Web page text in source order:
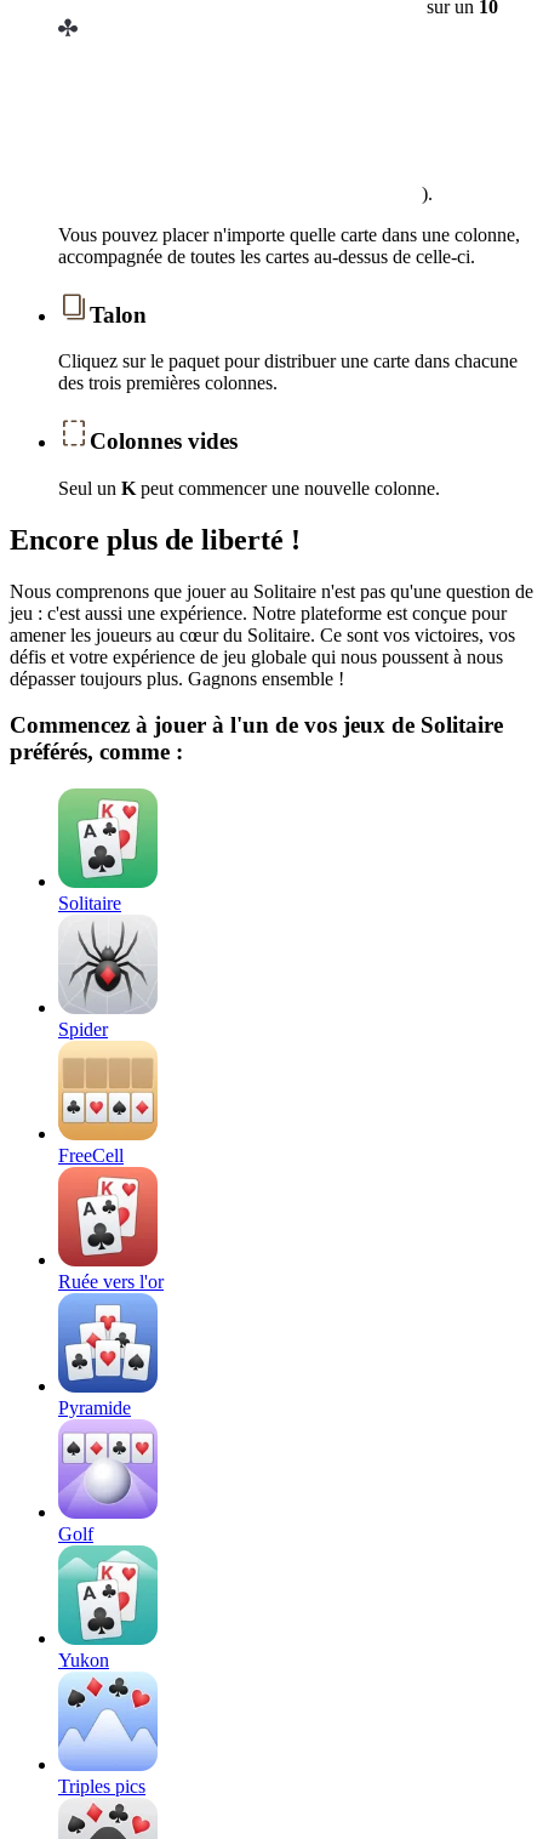
sur un 10
).
Vous pouvez placer n'importe quelle carte dans une colonne,
accompagnée de toutes les cartes au-dessus de celle-ci.
Talon
Cliquez sur le paquet pour distribuer une carte dans chacune
des trois premières colonnes.
Colonnes vides
Seul un K peut commencer une nouvelle colonne.
Encore plus de liberté !
Nous comprenons que jouer au Solitaire n'est pas qu'une question de
jeu : c'est aussi une expérience. Notre plateforme est conçue pour
amener les joueurs au cœur du Solitaire. Ce sont vos victoires, vos
défis et votre expérience de jeu globale qui nous poussent à nous
dépasser toujours plus. Gagnons ensemble !
Commencez à jouer à l'un de vos jeux de Solitaire
préférés, comme :
Solitaire
Spider
FreeCell
Ruée vers l'or
Pyramide
Golf
Yukon
Triples pics